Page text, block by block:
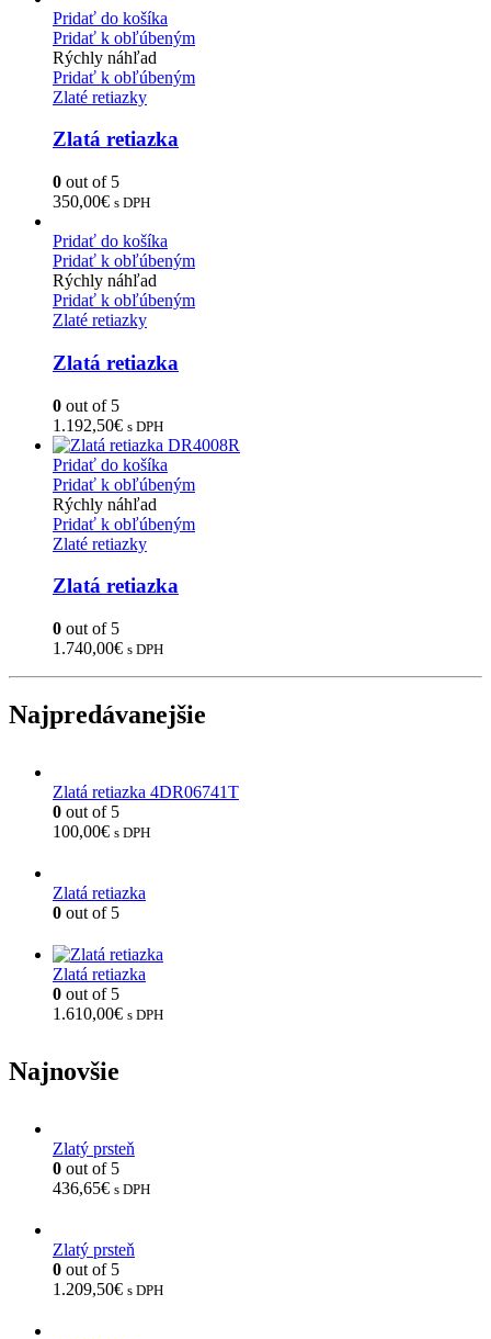
Pridať do košíka
Pridať k obľúbeným
Rýchly náhľad
Pridať k obľúbeným
Zlaté retiazky
Zlatá retiazka
0 out of 5
350,00€ s DPH
Pridať do košíka
Pridať k obľúbeným
Rýchly náhľad
Pridať k obľúbeným
Zlaté retiazky
Zlatá retiazka
0 out of 5
1.192,50€ s DPH
Pridať do košíka
Pridať k obľúbeným
Rýchly náhľad
Pridať k obľúbeným
Zlaté retiazky
Zlatá retiazka
0 out of 5
1.740,00€ s DPH
Najpredávanejšie
Zlatá retiazka 4DR06741T
0 out of 5
100,00€ s DPH
Zlatá retiazka
0 out of 5
Zlatá retiazka
0 out of 5
1.610,00€ s DPH
Najnovšie
Zlatý prsteň
0 out of 5
436,65€ s DPH
Zlatý prsteň
0 out of 5
1.209,50€ s DPH